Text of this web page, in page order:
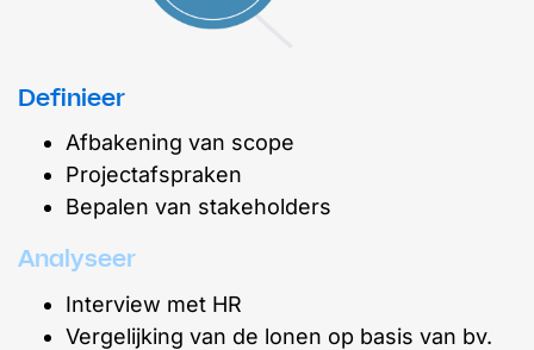
Definieer
Afbakening van scope
Projectafspraken
Bepalen van stakeholders
Analyseer
Interview met HR
Vergelijking van de lonen op basis van bv.